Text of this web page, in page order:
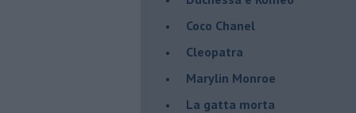
Coco Chanel
Cleopatra
Marylin Monroe
La gatta morta